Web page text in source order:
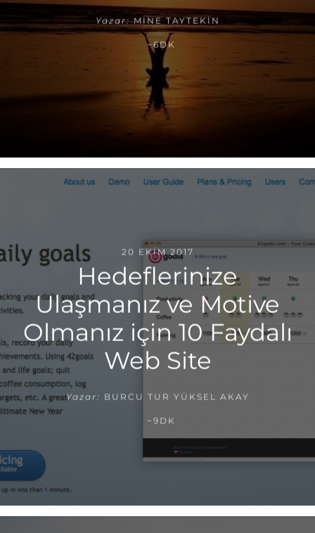
Yazar: MINE TAYTEKIN
~6DK
20 EKIM 2017
Hedeflerinize
Ulaşmanız ve Motive
Olmanız için 10 Faydalı
Web Site
Yazar: BURCU TUR YÜKSEL AKAY
~9DK